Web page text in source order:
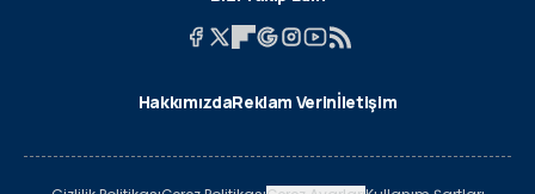
HakkımızdaReklam Verinİletişim